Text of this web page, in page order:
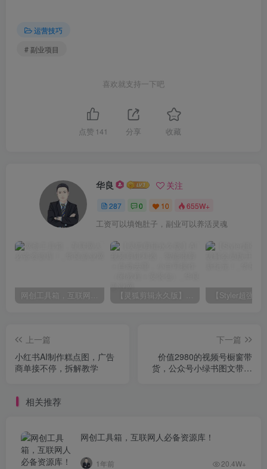
运营技巧
# 副业项目
喜欢就支持一下吧
点赞 141 分享 收藏
华良 关注
287 0 10 655W+
工资可以填饱肚子，副业可以养活灵魂
网创工具箱，互联网人必备资源库！ 【灵狐剪辑永久版】AI视频剪辑利器，智能混剪＋自动去重，小白可操作（附教程＋安装包）
上一篇
小红书AI制作糕点图，广告
商单接不停，拆解教学
下一篇
价值2980的视频号橱窗带
货，公众号小绿书图文带货
相关推荐
网创工具箱，互联网人必备资源库！
1年前 20.4W+